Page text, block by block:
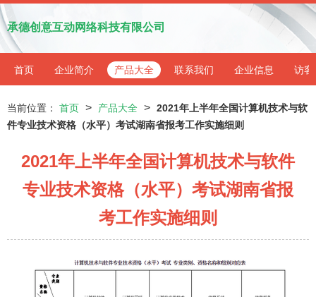
承德创意互动网络科技有限公司
首页 企业简介 产品大全 联系我们 企业信息 访客
当前位置： 首页 > 产品大全 > 2021年上半年全国计算机技术与软
件专业技术资格（水平）考试湖南省报考工作实施细则
2021年上半年全国计算机技术与软件
专业技术资格（水平）考试湖南省报
考工作实施细则